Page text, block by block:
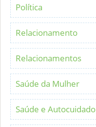
Política
Relacionamento
Relacionamentos
Saúde da Mulher
Saúde e Autocuidado